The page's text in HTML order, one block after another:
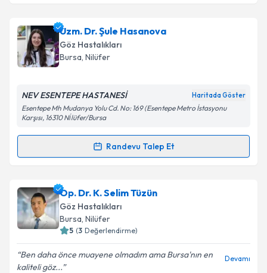
Op. Dr. Bayram Çalışkaniçin randevu takvimi talebi
oluşturun. Size bu uzmandan randevu almanız için bir
takvim hazırlandığında e-posta ile bilgilendireceğiz.
Kişisel verilerimin işlenmesine ilişkinAydınlatma
'ni okudum ve kişisel verilerimin belirtilen
kapsamda işlenmesini kabul ediyorum.
Takvim Talebini Gönder
Uzm. Dr. Şule Hasanova
Göz Hastalıkları
Bursa, Nilüfer
NEV ESENTEPE HASTANESİ Haritada Göster
Esentepe Mh Mudanya Yolu Cd. No: 169 (Esentepe Metro İstasyonu
Karşısı, 16310 Ni̇lüfer/Bursa
Randevu Talep Et
Randevu Takvimi Talebi
Uzm. Dr. Şule Hasanovaiçin randevu takvimi talebi
oluşturun. Size bu uzmandan randevu almanız için bir
takvim hazırlandığında e-posta ile bilgilendireceğiz.
Op. Dr. K. Selim Tüzün
Göz Hastalıkları
Bursa, Nilüfer
5 (3 Değerlendirme)
Ben daha önce muayene olmadım ama Bursa'nın en
kaliteli göz...
Devamı